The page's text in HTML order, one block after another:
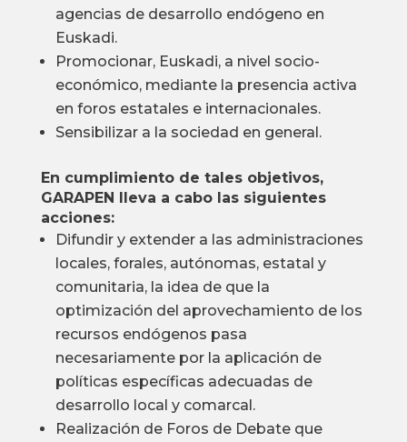
agencias de desarrollo endógeno en
Euskadi.
Promocionar, Euskadi, a nivel socio-
económico, mediante la presencia activa
en foros estatales e internacionales.
Sensibilizar a la sociedad en general.
En cumplimiento de tales objetivos,
GARAPEN lleva a cabo las siguientes
acciones:
Difundir y extender a las administraciones
locales, forales, autónomas, estatal y
comunitaria, la idea de que la
optimización del aprovechamiento de los
recursos endógenos pasa
necesariamente por la aplicación de
políticas específicas adecuadas de
desarrollo local y comarcal.
Realización de Foros de Debate que